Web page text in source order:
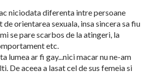
niciodata diferenta intre persoane
de orientarea sexuala, insa sincera sa fiu
se pare scarbos de la atingeri, la
etc.
lumea ar fi gay...nici macar nu ne-am
De aceea a lasat cel de sus femeia si